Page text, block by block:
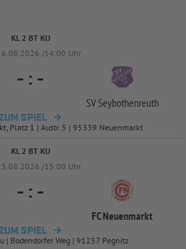
KL 2 BT KU
/14:00 Uhr
- : -
SV Seybothenreuth
ZUM SPIEL
Platz 1 | Austr. 5 | 95339 Neuenmarkt
KL 2 BT KU
/15:00 Uhr
- : -
FC Neuenmarkt
ZUM SPIEL
| Bodendorfer Weg | 91257 Pegnitz